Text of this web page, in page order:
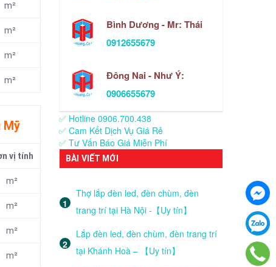
m²
m²
m²
m²
Mỹ
vị tính
m²
m²
m²
m²
Bình Dương - Mr: Thái
0912655679
Đông Nai - Như Ý:
0906655679
✅ Hotline 0906.700.438
✅ Cam Kết Dịch Vụ Giá Rẻ
✅ Tư Vấn Báo Giá Miễn Phí
BÀI VIẾT MỚI
Thợ lắp đèn led, đèn chùm, đèn
trang trí tại Hà Nội -【Uy tín】
Lắp đèn led, đèn chùm, đèn trang trí
tại Khánh Hoà – 【Uy tín】